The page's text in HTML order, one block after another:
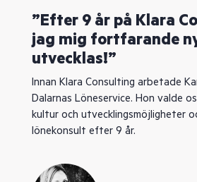
”Efter 9 år på Klara
jag mig fortfarande
utvecklas!”
Innan Klara Consulting arbetade
Dalarnas Löneservice. Hon valde
kultur och utvecklingsmöjligheter
lönekonsult efter 9 år.